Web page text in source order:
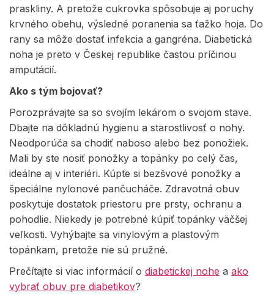
praskliny. A pretože cukrovka spôsobuje aj poruchy
krvného obehu, výsledné poranenia sa ťažko hoja. Do
rany sa môže dostať infekcia a gangréna. Diabetická
noha je preto v Českej republike častou príčinou
amputácií.
Ako s tým bojovať?
Porozprávajte sa so svojím lekárom o svojom stave.
Dbajte na dôkladnú hygienu a starostlivosť o nohy.
Neodporúča sa chodiť naboso alebo bez ponožiek.
Mali by ste nosiť ponožky a topánky po celý čas,
ideálne aj v interiéri. Kúpte si bezšvové ponožky a
špeciálne nylonové pančucháče. Zdravotná obuv
poskytuje dostatok priestoru pre prsty, ochranu a
pohodlie. Niekedy je potrebné kúpiť topánky väčšej
veľkosti. Vyhýbajte sa vinylovým a plastovým
topánkam, pretože nie sú pružné.
Prečítajte si viac informácií o diabetickej nohe a ako
vybrať obuv pre diabetikov?